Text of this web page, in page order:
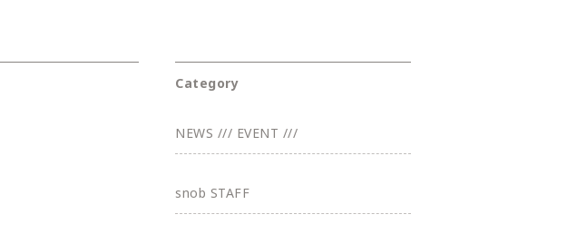
Category
NEWS /// EVENT ///
snob STAFF